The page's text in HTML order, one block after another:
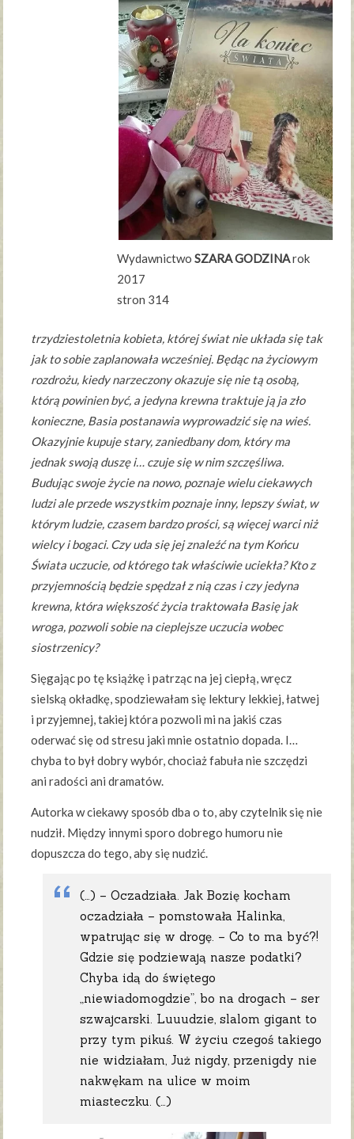
Wydawnictwo SZARA GODZINArok
2017
stron 314
trzydziestoletnia kobieta, której świat nie układa się tak
jak to sobie zaplanowała wcześniej. Będąc na życiowym
rozdrożu, kiedy narzeczony okazuje się nie tą osobą,
którą powinien być, a jedyna krewna traktuje ją ja zło
konieczne, Basia postanawia wyprowadzić się na wieś.
Okazyjnie kupuje stary, zaniedbany dom, który ma
jednak swoją duszę i… czuje się w nim szczęśliwa.
Budując swoje życie na nowo, poznaje wielu ciekawych
ludzi ale przede wszystkim poznaje inny, lepszy świat, w
którym ludzie, czasem bardzo prości, są więcej warci niż
wielcy i bogaci. Czy uda się jej znaleźć na tym Końcu
Świata uczucie, od którego tak właściwie uciekła? Kto z
przyjemnością będzie spędzał z nią czas i czy jedyna
krewna, która większość życia traktowała Basię jak
wroga, pozwoli sobie na cieplejsze uczucia wobec
siostrzenicy?
Sięgając po tę książkę i patrząc na jej ciepłą, wręcz
sielską okładkę, spodziewałam się lektury lekkiej, łatwej
i przyjemnej, takiej która pozwoli mi na jakiś czas
oderwać się od stresu jaki mnie ostatnio dopada. I…
chyba to był dobry wybór, chociaż fabuła nie szczędzi
ani radości ani dramatów.
Autorka w ciekawy sposób dba o to, aby czytelnik się nie
nudził. Między innymi sporo dobrego humoru nie
dopuszcza do tego, aby się nudzić.
(…) – Oczadziała. Jak Bozię kocham
oczadziała – pomstowała Halinka,
wpatrując się w drogę. – Co to ma być?!
Gdzie się podziewają nasze podatki?
Chyba idą do świętego
„niewiadomogdzie”, bo na drogach – ser
szwajcarski. Luuudzie, slalom gigant to
przy tym pikuś. W życiu czegoś takiego
nie widziałam, Już nigdy, przenigdy nie
nakwękam na ulice w moim
miasteczku. (…)